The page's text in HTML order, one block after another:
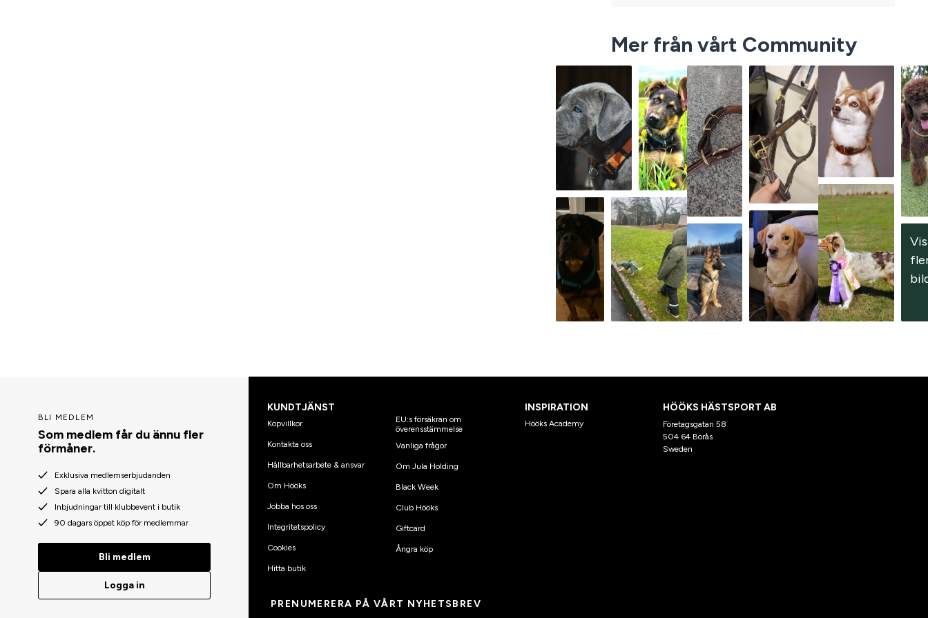
Mer från vårt Community
BLI MEDLEM
Som medlem får du ännu fler
förmåner.
Exklusiva medlemserbjudanden
Spara alla kvitton digitalt
Inbjudningar till klubbevent i butik
90 dagars öppet köp för medlemmar
Bli medlem
Logga in
KUNDTJÄNST
Köpvillkor
Kontakta oss
Hållbarhetsarbete & ansvar
Om Hööks
Jobba hos oss
Integritetspolicy
Cookies
Hitta butik
EU:s försäkran om
överensstämmelse
Vanliga frågor
Om Jula Holding
Black Week
Club Hööks
Giftcard
Ångra köp
INSPIRATION
Hööks Academy
HÖÖKS HÄSTSPORT AB
Företagsgatan 58
504 64 Borås
Sweden
PRENUMERERA PÅ VÅRT NYHETSBREV